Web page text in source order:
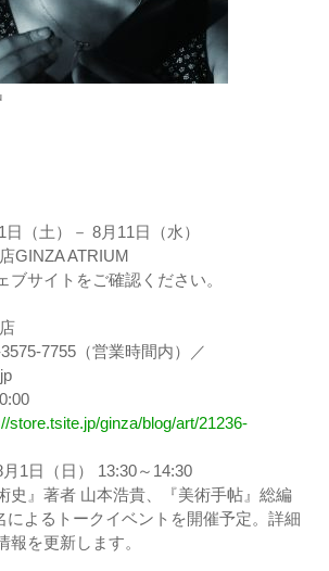
（⼟）－ 8⽉11⽇（水）
GINZA ATRIUM
ブサイトをご確認ください。
7755（営業時間内）／
store.tsite.jp/ginza/blog/art/21236-
1日（日） 13:30～14:30
史』著者 山本浩貴、『美術手帖』総編
によるトークイベントを開催予定。詳細
報を更新します。